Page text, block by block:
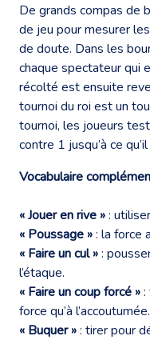
De grands compas de
de jeu pour mesurer
de doute. Dans les
chaque spectateur qui
récolté est ensuite
tournoi du roi est un
tournoi, les joueurs
contre 1 jusqu’à ce
Vocabulaire
« Jouer en rive »:
« Poussage »: la force
« Faire un cul »:
l’étaque.
« Faire un coup forcé »:
force qu’à l’accoutumée.
« Buquer »: tirer pour